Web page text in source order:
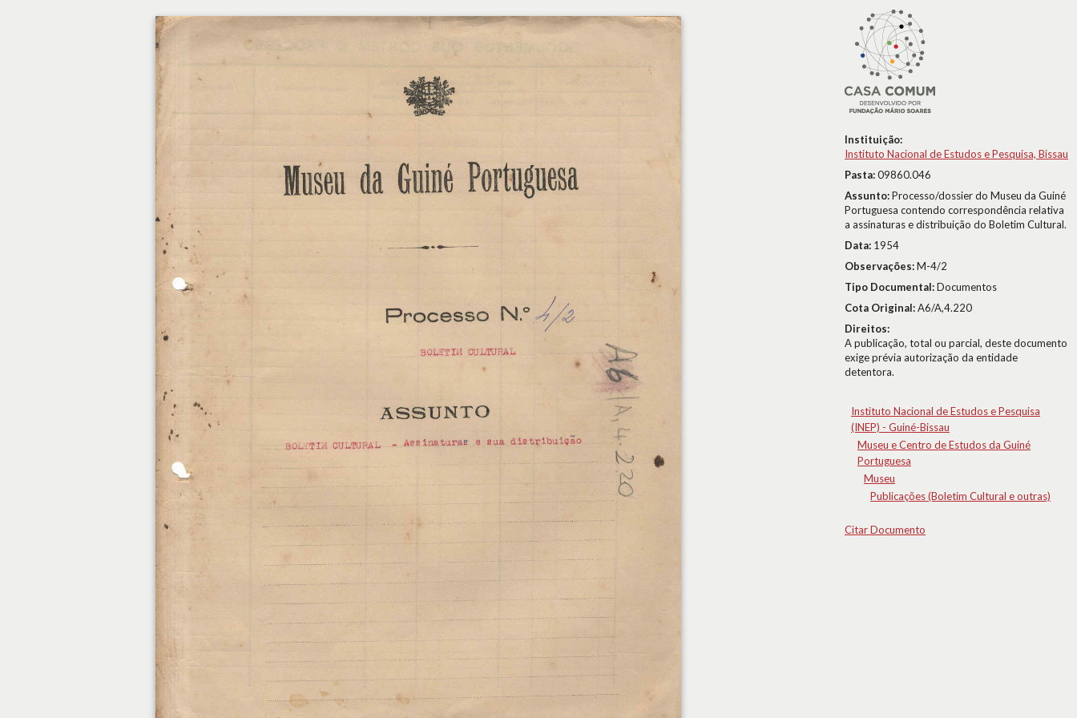
Instituição:
Instituto Nacional de Estudos e Pesquisa, Bissau
Pasta:09860.046
Assunto:Processo/dossier do Museu da Guiné
Portuguesa contendo correspondência relativa
a assinaturas e distribuição do Boletim Cultural.
Data: 1954
Observações:M-4/2
Tipo Documental:Documentos
Cota Original:A6/A,4.220
Direitos:
A publicação, total ou parcial, deste documento
exige prévia autorização da entidade
detentora.
Instituto Nacional de Estudos e Pesquisa
(INEP) - Guiné-Bissau
Museu e Centro de Estudos da Guiné
Portuguesa
Museu
Publicações (Boletim Cultural e outras)
Citar Documento